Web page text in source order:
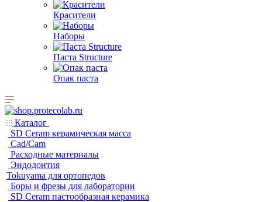
Красители
Наборы
Паста Structure
Опак паста
Каталог
SD Ceram керамическая масса
Cad/Cam
Расходные материалы
Эндодонтия
Tokuyama для ортопедов
Боры и фрезы для лаборатории
SD Ceram пастообразная керамика